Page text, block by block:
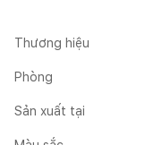
Thương hiệu
Phòng
Sản xuất tại